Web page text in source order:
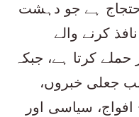
ہے جو دہشت
کرنے والے
حملے کرتا ہے، جبکہ
جعلی خبروں،
افواج، سیاسی اور